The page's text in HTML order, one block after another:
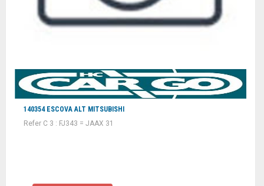
140354 ESCOVA ALT MITSUBISHI
Refer C 3 : FJ343 = JAAX 31